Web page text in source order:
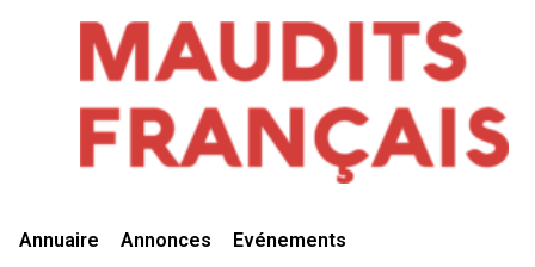
Annuaire Annonces Evénements